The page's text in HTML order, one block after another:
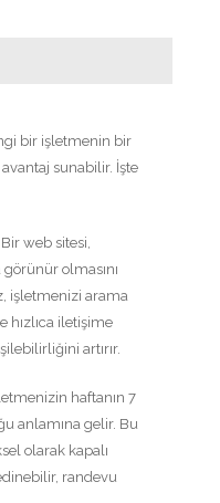
bir işletmenin bir
sunabilir. İşte
Bir web sitesi,
olmasını
işletmenizi arama
hızlıca iletişime
artırır.
haftanın 7
anlamına gelir. Bu
olarak kapalı
randevu